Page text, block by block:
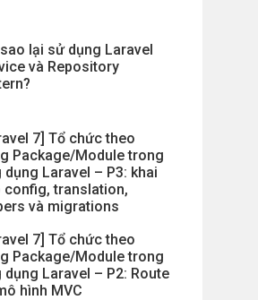
lại sử dụng Laravel
và Repository
7] Tổ chức theo
Package/Module trong
dụng Laravel – P3: khai
config, translation,
và migrations
7] Tổ chức theo
Package/Module trong
dụng Laravel – P2: Route
hình MVC